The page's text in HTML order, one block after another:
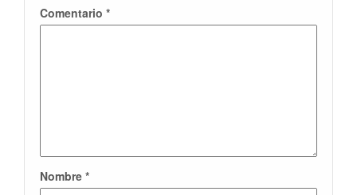
Comentario *
Nombre *